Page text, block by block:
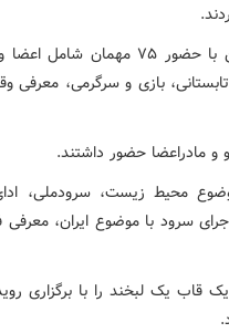
مرکز فرهنگی و هنری شماره سه
بازی و سرگرمی، معرفی
محیط زیست، سرودملی، ادای
سرود با موضوع ایران،
یک لبخند را با برگزاری